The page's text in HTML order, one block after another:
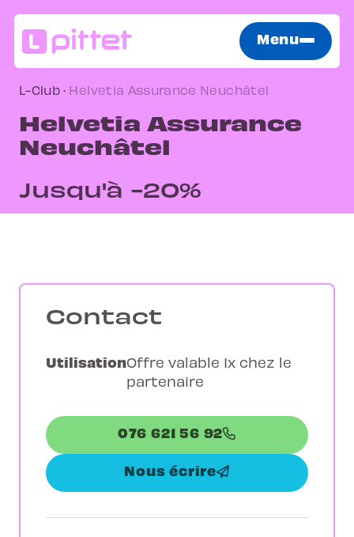
Menu
L-Club · Helvetia Assurance Neuchâtel
Helvetia Assurance
Neuchâtel
Jusqu'à -20%
Contact
UtilisationOffre valable 1x chez le
partenaire
076 621 56 92
Nous écrire